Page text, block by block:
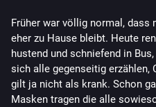
Früher war völlig normal, dass
eher zu Hause bleibt. Heute
hustend und schniefend in
sich alle gegenseitig erzählen,
gilt ja nicht als krank. Schon
Masken tragen die alle